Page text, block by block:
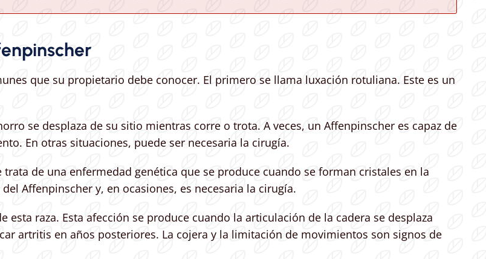
que su propietario debe conocer. El primero se llama luxación rotuliana. Este es un
se desplaza de su sitio mientras corre o trota. A veces, un Affenpinscher es capaz de
En otras situaciones, puede ser necesaria la cirugía.
trata de una enfermedad genética que se produce cuando se forman cristales en la
Affenpinscher y, en ocasiones, es necesaria la cirugía.
raza. Esta afección se produce cuando la articulación de la cadera se desplaza
artritis en años posteriores. La cojera y la limitación de movimientos son signos de